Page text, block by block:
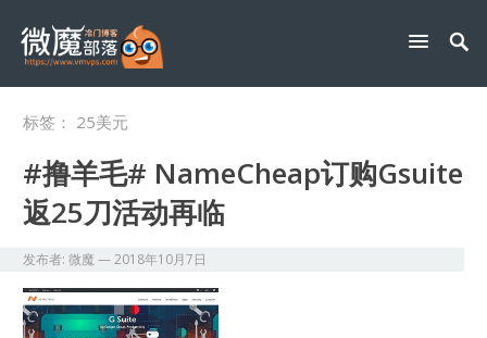
标签： 25美元
#撸羊毛# NameCheap订购Gsuite
返25刀活动再临
发布者:微魔—2018年10月7日